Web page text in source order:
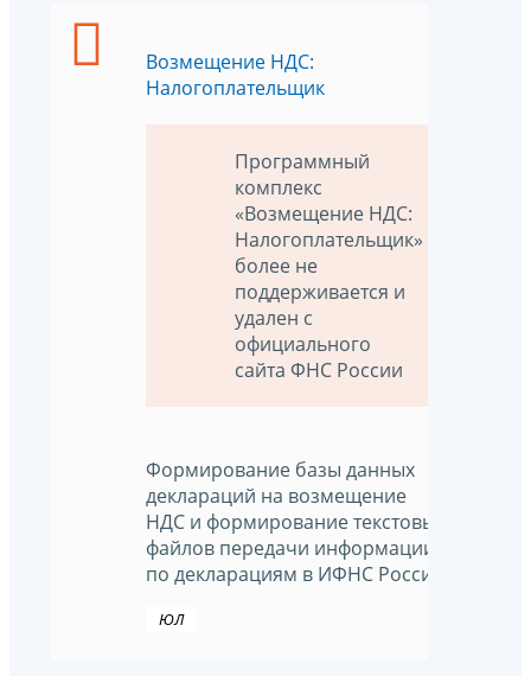
Возмещение НДС:
Налогоплательщик
Программный
комплекс
«Возмещение НДС:
Налогоплательщик»
более не
поддерживается и
удален с
официального
сайта ФНС России
Формирование базы данных
деклараций на возмещение
НДС и формирование текстовых
файлов передачи информации
по декларациям в ИФНС России
ЮЛ